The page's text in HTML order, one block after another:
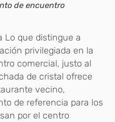
de encuentro
Lo que distingue a
privilegiada en la
comercial, justo al
de cristal ofrece
vecino,
de referencia para los
por el centro